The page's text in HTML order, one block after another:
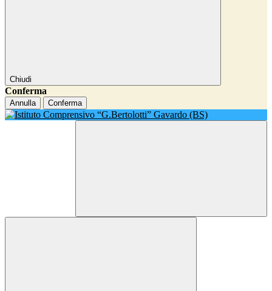
Chiudi
Conferma
Annulla Conferma